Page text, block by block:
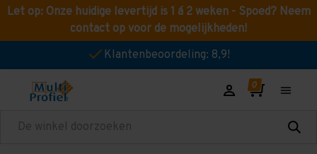
Let op: Onze huidige levertijd is 1 á 2 weken - Spoed? Neem
contact op voor de mogelijkheden!
Klantenbeoordeling: 8,9!
Zoeken